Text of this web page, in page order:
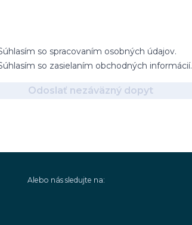
so spracovaním osobných údajov.
so zasielaním obchodných informácií.
Odoslať nezáväzný dopyt
Alebo nás sledujte na: